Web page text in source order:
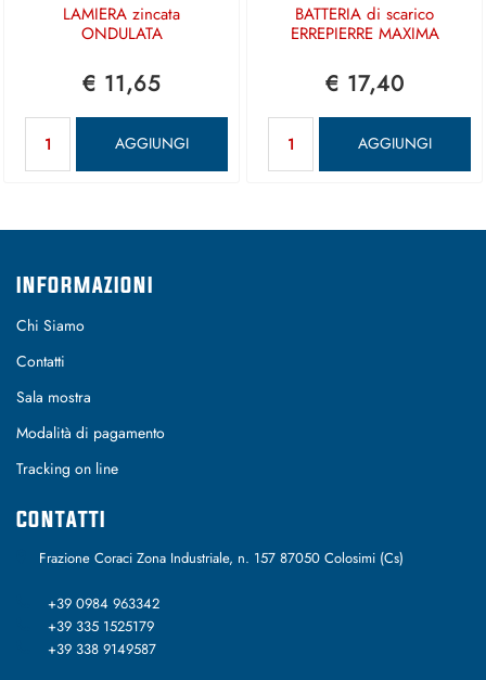
LAMIERA zincata
ONDULATA
€ 11,65
AGGIUNGI
BATTERIA di scarico
ERREPIERRE MAXIMA
€ 17,40
AGGIUNGI
INFORMAZIONI
Chi Siamo
Contatti
Sala mostra
Modalità di pagamento
Tracking on line
CONTATTI
Frazione Coraci Zona Industriale, n. 157 87050 Colosimi (Cs)
+39 0984 963342
+39 335 1525179
+39 338 9149587